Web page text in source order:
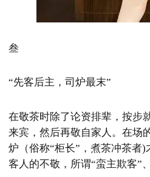
叁
“先客后主，司炉最末”
在敬茶时除了论资排辈，按步
来宾，然后再敬自家人。在场
炉（俗称“柜长”，煮茶冲茶者
客人的不敬，所谓“蛮主欺客”